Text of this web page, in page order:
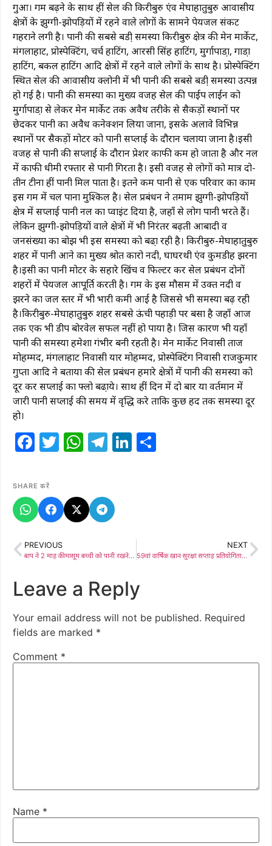
गुआ। गर्मी बढ़ने के साथ हीं सेल की किरीबुरु एंव मेघाहातुबुरु आवासीय
क्षेत्रों के झुग्गी-झोपड़ियों में रहने वाले लोगों के सामने पेयजल संकट
गहराने लगी है। पानी की सबसे बडी़ समस्या किरीबुरु क्षेत्र की मेन मार्केट,
मंगलाहाट, प्रोस्पेक्टिंग, चर्च हाटिंग, आरसी सिंह हाटिंग, मुर्गापाडा़, गाडा़
हाटिंग, बकल हाटिंग आदि क्षेत्रों में रहने वाले लोगों के साथ है। प्रोस्पेक्टिंग
स्थित सेल की आवासीय क्लोनी में भी पानी की सबसे बडी़ समस्या उत्पन्न
हो गई है। पानी की समस्या का मुख्य वजह सेल की पाईप लाईन को
मुर्गापाडा़ से लेकर मेन मार्केट तक अवैध तरीके से सैकड़ों स्थानों पर
छेदकर पानी का अवैध कनेक्शन लिया जाना, इसके अलावे विभिन्न
स्थानों पर सैकड़ों मोटर को पानी सप्लाई के दौरान चलाया जाना है।इसी
वजह से पानी की सप्लाई के दौरान प्रेशर काफी कम हो जाता है और नल
में काफी धीमी रफ्तार से पानी गिरता है। इसी वजह से लोगों को मात्र दो-
तीन टीना हीं पानी मिल पाता है। इतने कम पानी से एक परिवार का काम
इस गर्मी में चल पाना मुश्किल है। सेल प्रबंधन ने तमाम झुग्गी-झोपड़ियों
क्षेत्र में सप्लाई पानी नल का प्वाइंट दिया है, जहाँ से लोग पानी भरते हैं।
लेकिन झुग्गी-झोपड़ियों वाले क्षेत्रों में भी निरंतर बढ़ती आबादी व
जनसंख्या का बोझ भी इस समस्या को बढा़ रही है। किरीबुरु-मेघाहातुबुरु
शहर में पानी आने का मुख्य श्रोत कारो नदी, घाघरथी एंव कुमडीह झरना
है।इसी का पानी मोटर के सहारे खिंच व फिल्टर कर सेल प्रबंधन दोनों
शहरों में पेयजल आपूर्ति करती है। गर्मी के इस मौसम में उक्त नदी व
झरने का जल स्तर में भी भारी कमी आई है जिससे भी समस्या बढ़ रही
है।किरीबुरु-मेघाहातुबुरु शहर सबसे ऊंची पहाड़ी पर बसा है जहाँ आज
तक एक भी डीप बोरवेल सफल नहीं हो पाया है। जिस कारण भी यहाँ
पानी की समस्या हमेशा गंभीर बनी रहती है। मेन मार्केट निवासी ताज
मोहम्मद, मंगलाहाट निवासी यार मोहम्मद, प्रोस्पेक्टिंग निवासी राजकुमार
गुप्ता आदि ने बताया की सेल प्रबंधन हमारे क्षेत्रों में पानी की समस्या को
दूर कर सप्लाई का फ्लो बढा़ये। साथ हीं दिन में दो बार या वर्तमान में
जारी पानी सप्लाई की समय में वृद्धि करे ताकि कुछ हद तक समस्या दूर
हो।
Facebook
Twitter
WhatsApp
Telegram
LinkedIn
SHARE करें
PREVIOUS
बाप ने 2 माह की मासूम बच्ची को पानी रखने के बर्तन में डुबोकर मार डाला, पुलिस ने भेजा जेल
NEXT
59वां वार्षिक खान सुरक्षा सप्ताह प्रतियोगिता में मेघाहातुबुरू माइंस ने बटोरे 3 पुरस्कार
Leave a Reply
Your email address will not be published. Required
fields are marked *
Comment *
Name *